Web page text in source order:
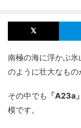
南極の海に浮かぶ
のように壮大なもの
その中でも 「A23a」
模です。